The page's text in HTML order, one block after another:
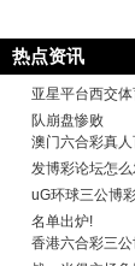
热点资讯
亚星平台西交
队崩盘惨败
澳门六合彩真人
发博彩论坛怎
uG环球三公博
名单出炉!
香港六合彩三